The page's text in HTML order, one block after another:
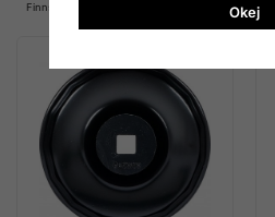
Finns i lager Okej